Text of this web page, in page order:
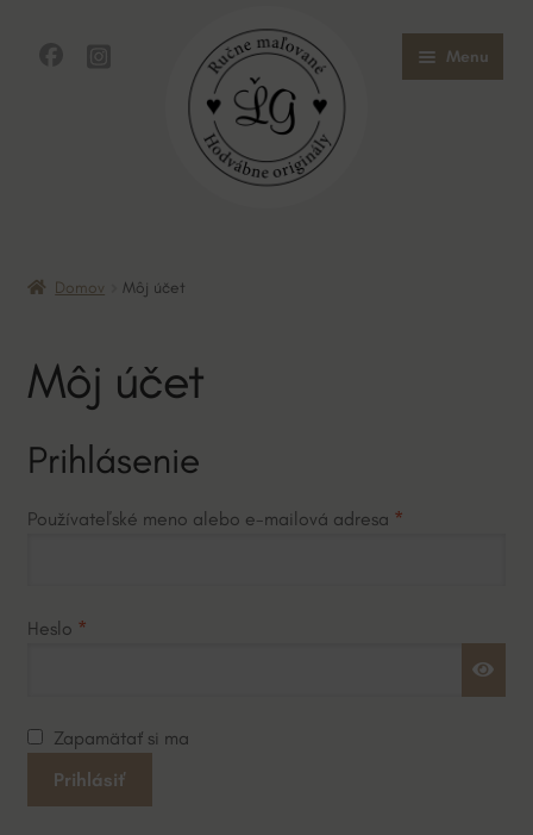
Menu
O mne
Domov Môj účet
Môj účet
Prihlásenie
Používateľské meno alebo e-mailová adresa *Povinné
Heslo *Povinné
A
Zapamätať si ma
Prihlásiť